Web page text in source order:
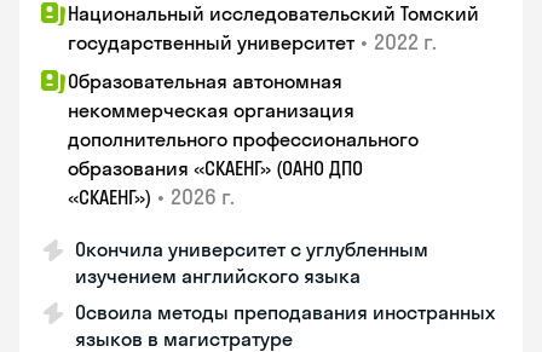
Национальный исследовательский Томский
государственный университет • 2022 г.
Образовательная автономная
некоммерческая организация
дополнительного профессионального
образования «СКАЕНГ» (ОАНО ДПО
«СКАЕНГ») • 2026 г.
Окончила университет с углубленным
изучением английского языка
Освоила методы преподавания иностранных
языков в магистратуре